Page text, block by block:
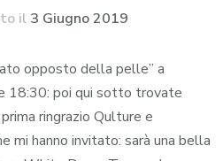
il 3 Giugno 2019
opposto della pelle” a
18:30: poi qui sotto trovate
ringrazio Qulture e
mi hanno invitato: sarà una bella